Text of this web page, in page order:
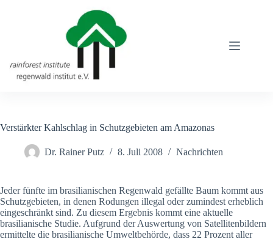
Verstärkter Kahlschlag in Schutzgebieten am Amazonas
Dr. Rainer Putz 8. Juli 2008 Nachrichten
Jeder fünfte im brasilianischen Regenwald gefällte Baum kommt aus
Schutzgebieten, in denen Rodungen illegal oder zumindest erheblich
eingeschränkt sind. Zu diesem Ergebnis kommt eine aktuelle
brasilianische Studie. Aufgrund der Auswertung von Satellitenbildern
ermittelte die brasilianische Umweltbehörde, dass 22 Prozent aller